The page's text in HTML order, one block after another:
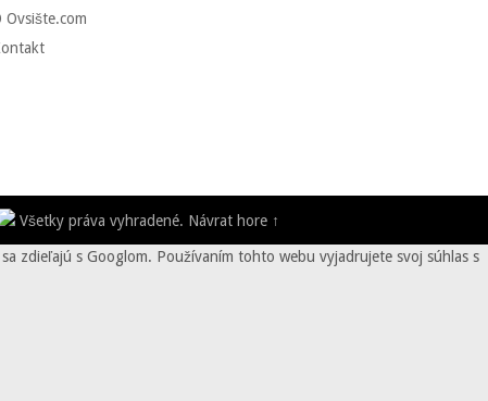
Ovsište.com
Všetky práva vyhradené. Návrat hore ↑
zdieľajú s Googlom. Používaním tohto webu vyjadrujete svoj súhlas s